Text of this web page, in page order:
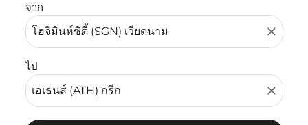
จาก
close
ไป
close